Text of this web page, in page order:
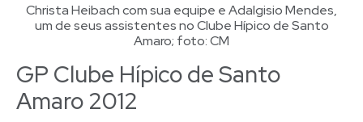
Christa Heibach com sua equipe e Adalgisio Mendes,
um de seus assistentes no Clube Hípico de Santo
Amaro; foto: CM
GP Clube Hípico de Santo
Amaro 2012